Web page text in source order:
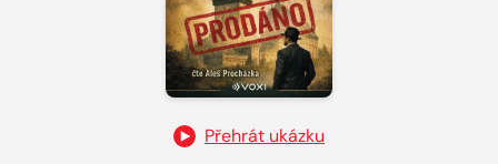
Přehrát ukázku